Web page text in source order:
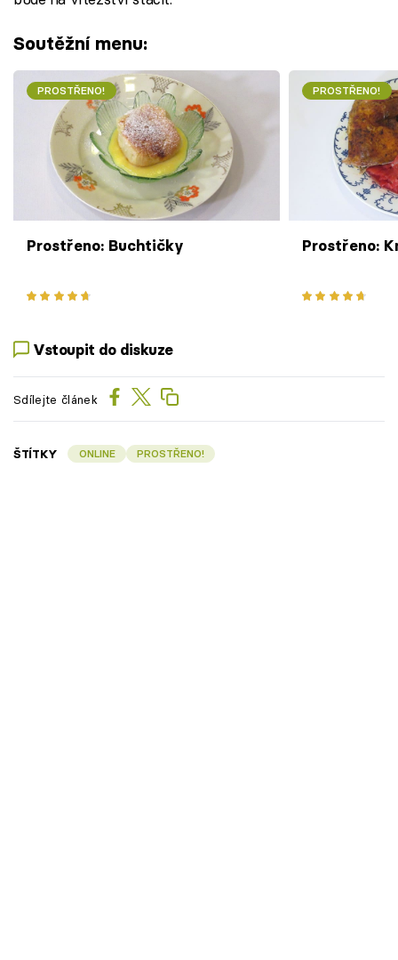
Soutěžní menu:
PROSTŘENO!
Prostřeno: Buchtičky
PROSTŘENO!
Prostřeno:
Vstoupit do diskuze
Sdílejte článek
ŠTÍTKY ONLINE PROSTŘENO!